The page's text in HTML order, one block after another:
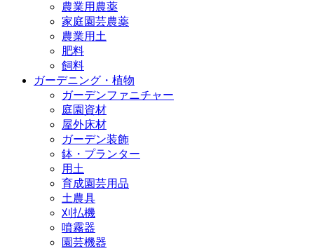
農業用農薬
家庭園芸農薬
農業用土
肥料
飼料
ガーデニング・植物
ガーデンファニチャー
庭園資材
屋外床材
ガーデン装飾
鉢・プランター
用土
育成園芸用品
土農具
刈払機
噴霧器
園芸機器